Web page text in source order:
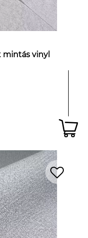
mintás vinyl